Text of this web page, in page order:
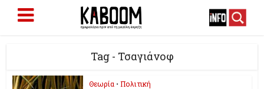
Tag - Τσαγιάνοφ
Θεωρία • Πολιτική